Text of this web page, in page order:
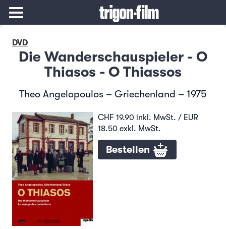
DVD
Die Wanderschauspieler - O
Thiasos - O Thiassos
Theo Angelopoulos – Griechenland – 1975
CHF 19.90 inkl. MwSt. / EUR
18.50 exkl. MwSt.
Bestellen